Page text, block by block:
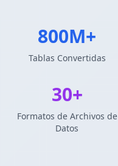
800M+
Tablas Convertidas
30+
Formatos de Archivos de
Datos